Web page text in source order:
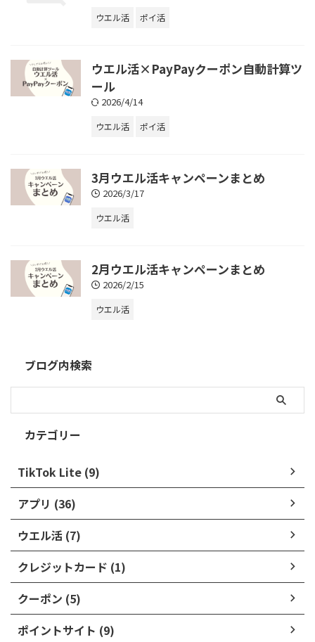
ウエル活 ポイ活
ウエル活×PayPayクーポン自動計算ツ
ール
2026/4/14
ウエル活 ポイ活
3月ウエル活キャンペーンまとめ
2026/3/17
ウエル活
2月ウエル活キャンペーンまとめ
2026/2/15
ウエル活
ブログ内検索
カテゴリー
TikTok Lite (9)
アプリ (36)
ウエル活 (7)
クレジットカード (1)
クーポン (5)
ポイントサイト (9)